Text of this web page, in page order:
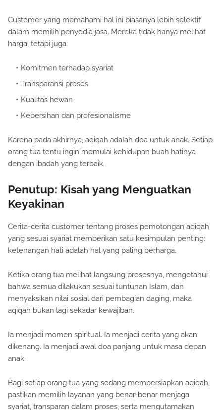
Customer yang memahami hal ini biasanya lebih selektif
dalam memilih penyedia jasa. Mereka tidak hanya melihat
harga, tetapi juga:
Komitmen terhadap syariat
Transparansi proses
Kualitas hewan
Kebersihan dan profesionalisme
Karena pada akhirnya, aqiqah adalah doa untuk anak. Setiap
orang tua tentu ingin memulai kehidupan buah hatinya
dengan ibadah yang terbaik.
Penutup: Kisah yang Menguatkan
Keyakinan
Cerita-cerita customer tentang proses pemotongan aqiqah
yang sesuai syariat memberikan satu kesimpulan penting:
ketenangan hati adalah hal yang paling berharga.
Ketika orang tua melihat langsung prosesnya, mengetahui
bahwa semua dilakukan sesuai tuntunan Islam, dan
menyaksikan nilai sosial dari pembagian daging, maka
aqiqah bukan lagi sekadar kewajiban.
Ia menjadi momen spiritual. Ia menjadi cerita yang akan
dikenang. Ia menjadi awal doa panjang untuk masa depan
anak.
Bagi setiap orang tua yang sedang mempersiapkan aqiqah,
pastikan memilih layanan yang benar-benar menjaga
syariat, transparan dalam proses, serta mengutamakan